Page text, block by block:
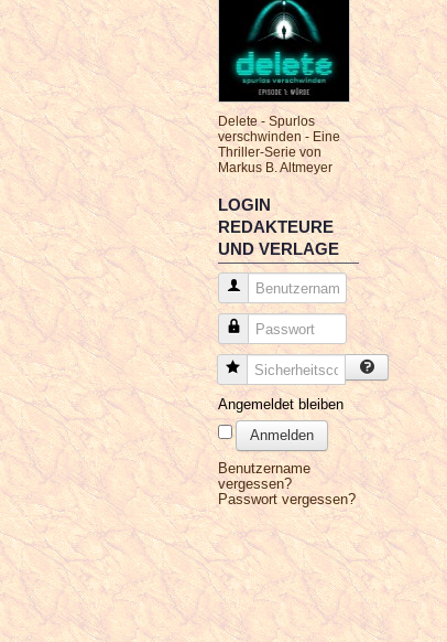
Delete - Spurlos
verschwinden - Eine
Thriller-Serie von
Markus B. Altmeyer
LOGIN
REDAKTEURE
UND VERLAGE
Benutzername
Passwort
Sicherheitscode
Angemeldet bleiben
Anmelden
Benutzername
vergessen?
Passwort vergessen?